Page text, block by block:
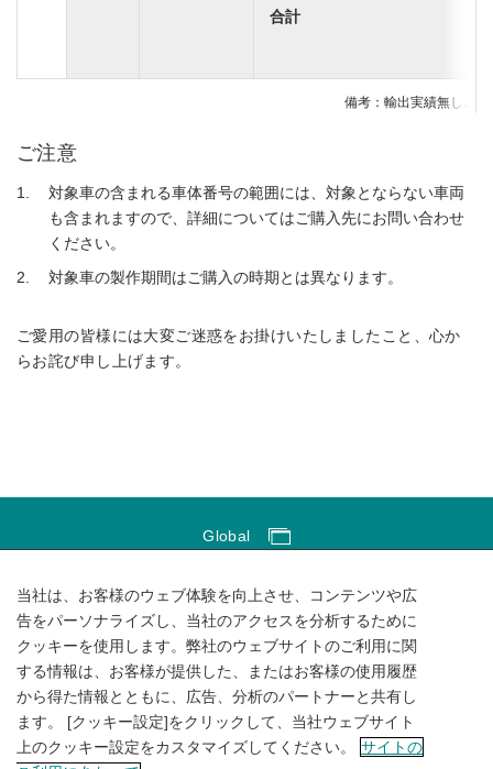
合計
備考：輸出実績無し。
ご注意
対象車の含まれる車体番号の範囲には、対象とならない車両
も含まれますので、詳細についてはご購入先にお問い合わせ
ください。
対象車の製作期間はご購入の時期とは異なります。
ご愛用の皆様には大変ご迷惑をお掛けいたしましたこと、心か
らお詫び申し上げます。
Global
サイトのご利用にあたって
ソーシャルメディアポリシー
個人情報保護方針
サイトマップ
当社は、お客様のウェブ体験を向上させ、コンテンツや広
告をパーソナライズし、当社のアクセスを分析するために
クッキーを使用します。弊社のウェブサイトのご利用に関
する情報は、お客様が提供した、またはお客様の使用履歴
から得た情報とともに、広告、分析のパートナーと共有し
ます。 [クッキー設定]をクリックして、当社ウェブサイト
上のクッキー設定をカスタマイズしてください。
サイトの